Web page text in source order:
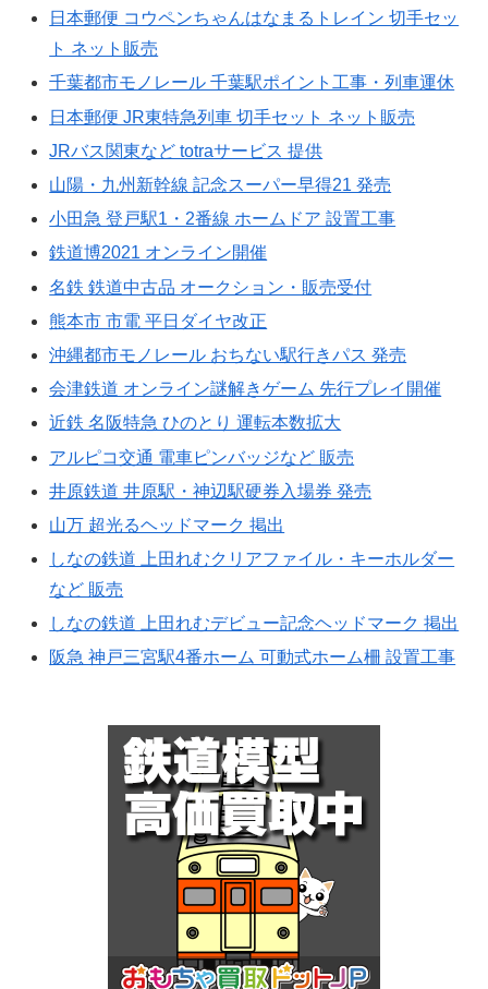
日本郵便 コウペンちゃんはなまるトレイン 切手セッ
ト ネット販売
千葉都市モノレール 千葉駅ポイント工事・列車運休
日本郵便 JR東特急列車 切手セット ネット販売
JRバス関東など totraサービス 提供
山陽・九州新幹線 記念スーパー早得21 発売
小田急 登戸駅1・2番線 ホームドア 設置工事
鉄道博2021 オンライン開催
名鉄 鉄道中古品 オークション・販売受付
熊本市 市電 平日ダイヤ改正
沖縄都市モノレール おちない駅行きパス 発売
会津鉄道 オンライン謎解きゲーム 先行プレイ開催
近鉄 名阪特急 ひのとり 運転本数拡大
アルピコ交通 電車ピンバッジなど 販売
井原鉄道 井原駅・神辺駅硬券入場券 発売
山万 超光るヘッドマーク 掲出
しなの鉄道 上田れむクリアファイル・キーホルダー
など 販売
しなの鉄道 上田れむデビュー記念ヘッドマーク 掲出
阪急 神戸三宮駅4番ホーム 可動式ホーム柵 設置工事